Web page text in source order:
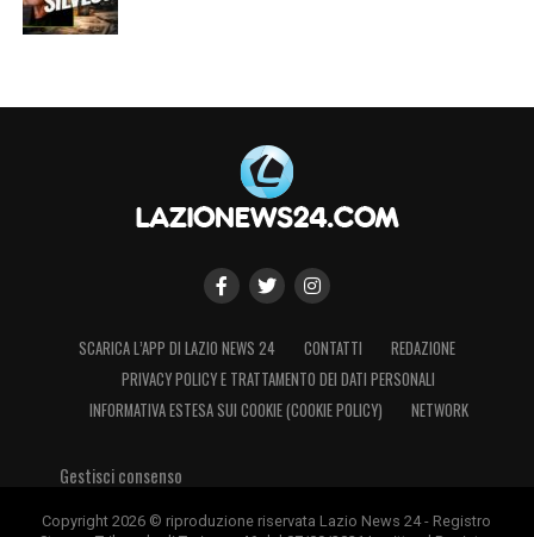
SCARICA L’APP DI LAZIO NEWS 24 CONTATTI
REDAZIONE
PRIVACY POLICY E TRATTAMENTO DEI DATI PERSONALI
INFORMATIVA ESTESA SUI COOKIE (COOKIE POLICY)
NETWORK
Gestisci consenso
Copyright 2026 © riproduzione riservata Lazio News 24 - Registro